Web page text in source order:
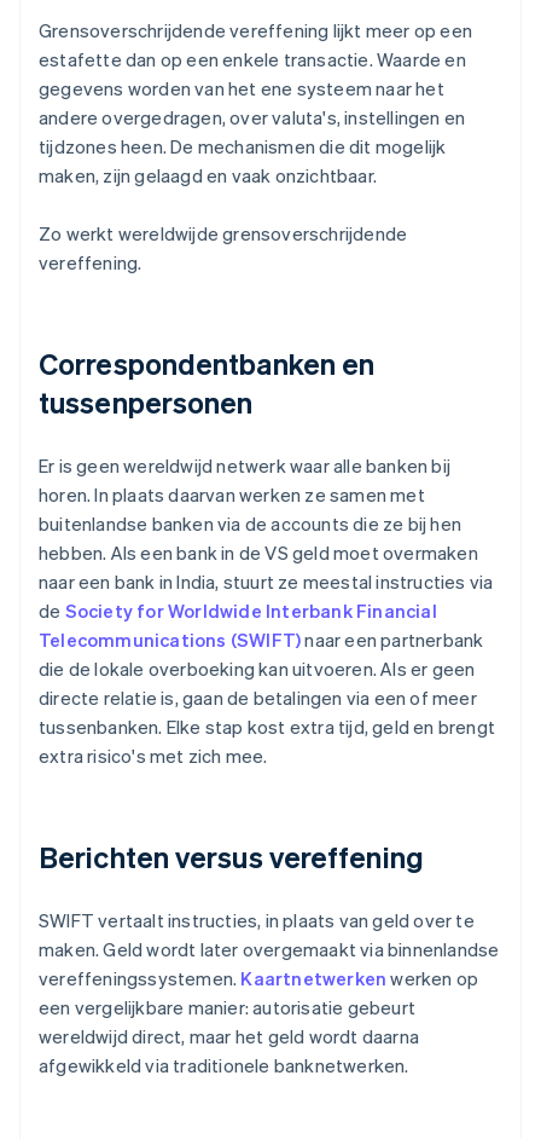
Grensoverschrijdende vereffening lijkt meer op een
estafette dan op een enkele transactie. Waarde en
gegevens worden van het ene systeem naar het
andere overgedragen, over valuta's, instellingen en
tijdzones heen. De mechanismen die dit mogelijk
maken, zijn gelaagd en vaak onzichtbaar.
Zo werkt wereldwijde grensoverschrijdende
vereffening.
Correspondentbanken en
tussenpersonen
Er is geen wereldwijd netwerk waar alle banken bij
horen. In plaats daarvan werken ze samen met
buitenlandse banken via de accounts die ze bij hen
hebben. Als een bank in de VS geld moet overmaken
naar een bank in India, stuurt ze meestal instructies via
de Society for Worldwide Interbank Financial
Telecommunications (SWIFT)naar een partnerbank
die de lokale overboeking kan uitvoeren. Als er geen
directe relatie is, gaan de betalingen via een of meer
tussenbanken. Elke stap kost extra tijd, geld en brengt
extra risico's met zich mee.
Berichten versus vereffening
SWIFT vertaalt instructies, in plaats van geld over te
maken. Geld wordt later overgemaakt via binnenlandse
vereffeningssystemen. Kaartnetwerken werken op
een vergelijkbare manier: autorisatie gebeurt
wereldwijd direct, maar het geld wordt daarna
afgewikkeld via traditionele banknetwerken.